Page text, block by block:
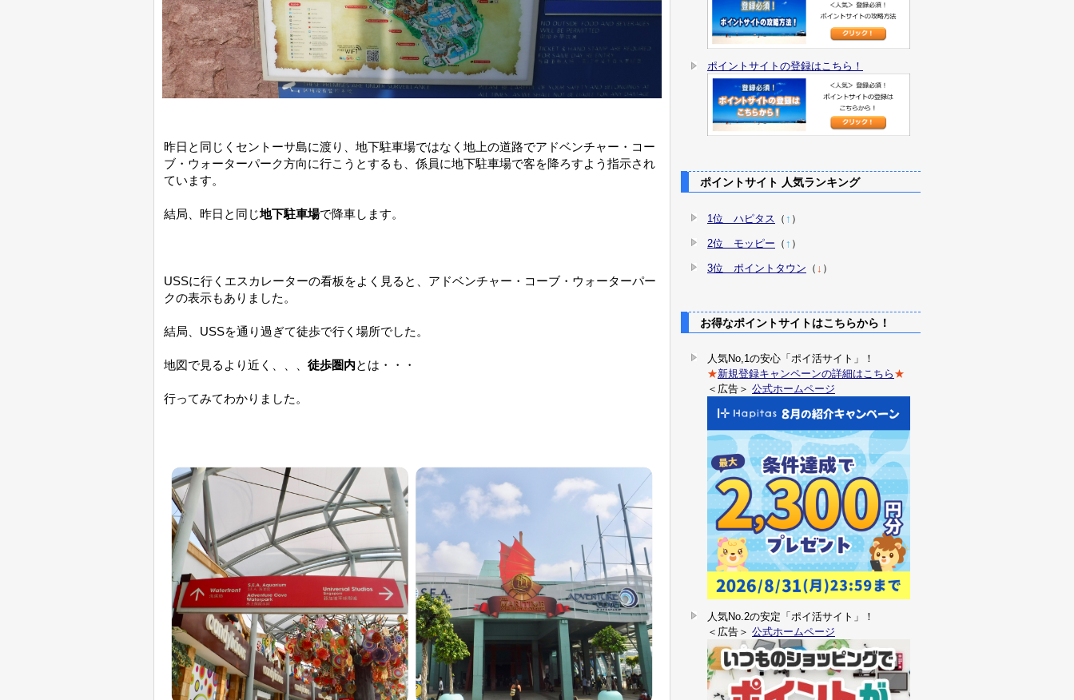
昨日と同じくセントーサ島に渡り、地下駐車場ではなく地上の道路でアドベンチャー・コー
ブ・ウォーターパーク方向に行こうとするも、係員に地下駐車場で客を降ろすよう指示され
ています。
結局、昨日と同じ地下駐車場で降車します。
USSに行くエスカレーターの看板をよく見ると、アドベンチャー・コーブ・ウォーターパー
クの表示もありました。
結局、USSを通り過ぎて徒歩で行く場所でした。
地図で見るより近く、、、 徒歩圏内とは・・・
行ってみてわかりました。
ポイントサイトの登録はこちら！
ポイントサイト 人気ランキング
1位 ハピタス （ ↑ ）
2位 モッピー （ ↑ ）
3位 ポイントタウン （ ↓ ）
お得なポイントサイトはこちらから！
人気No,1の安心「ポイ活サイト」！
★新規登録キャンペーンの詳細はこちら ★
＜広告＞ 公式ホームページ
人気No.2の安定「ポイ活サイト」！
＜広告＞ 公式ホームページ